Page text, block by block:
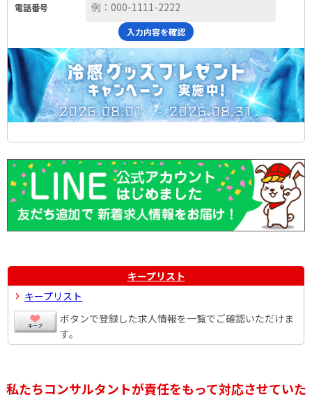
電話番号
入力内容を確認
キープリスト
キープリスト
ボタンで登録した求人情報を一覧でご確認いただけま
す。
私たちコンサルタントが責任をもって対応させていた